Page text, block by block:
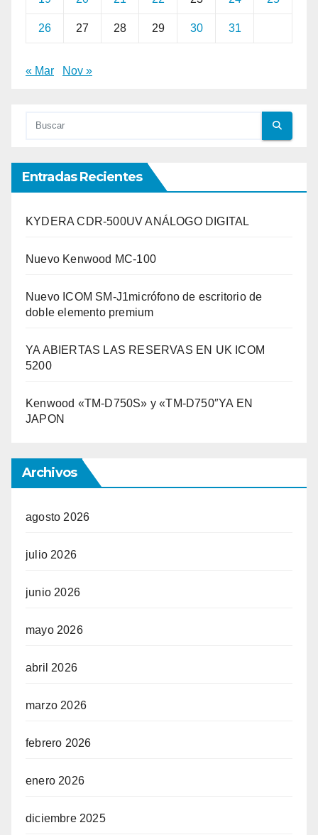
26 27 28 29 30 31
« Mar Nov »
Entradas Recientes
KYDERA CDR-500UV ANÁLOGO DIGITAL
Nuevo Kenwood MC-100
Nuevo ICOM SM-J1micrófono de escritorio de
doble elemento premium
YA ABIERTAS LAS RESERVAS EN UK ICOM
5200
Kenwood «TM-D750S» y «TM-D750″YA EN
JAPON
Archivos
agosto 2026
julio 2026
junio 2026
mayo 2026
abril 2026
marzo 2026
febrero 2026
enero 2026
diciembre 2025